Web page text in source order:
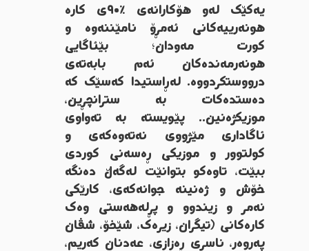
یەکێک لەو هۆکارانەی ٪٩٠ی کارە
هونەرییەکانی ئەمڕۆ نامێننەوە و
کورت مەودان؛ بێئاگایی
هونەرمەندەکان ئەم بابەتەی
درووستکردووە. لەڕاستیدا کەسێک کە
دەستدەکات بە سترانچڕین،
موزیکژەنین.. پێویستە بە تەواوی
ئاگاداری مێژووی نەتەوەکەی و
کولتوور و موزیکی ڕەسەنی کوردی
ببێت، تاوەکو بتوانێت لەگەڵ دەنگە
خۆش و ژەنینە جوانەکەی، کارێکی
نەمر و زیندوو و پڕلەهەستی وەک
کارەکانی (تیگران، زیرەک، شێخۆ، شڤان
پەروەر، ناسڕی ڕەزازی، عەدنان کەریم،